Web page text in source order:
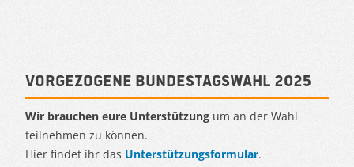
Vorgezogene Bundestagswahl 2025
Wir brauchen eure Unterstützung um an der Wahl
teilnehmen zu können.
Hier findet ihr das Unterstützungsformular.